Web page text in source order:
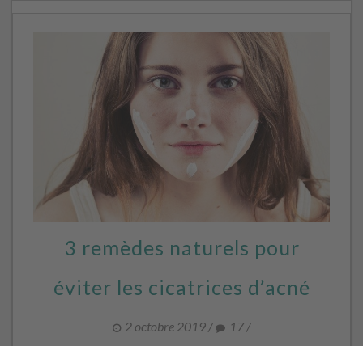
3 remèdes naturels pour
éviter les cicatrices d’acné
2 octobre 2019/ 17/